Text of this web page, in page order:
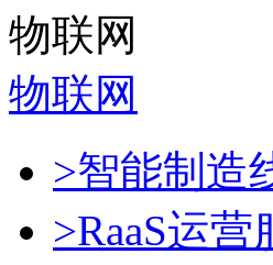
物联网
物联网
>智能制造
>RaaS运